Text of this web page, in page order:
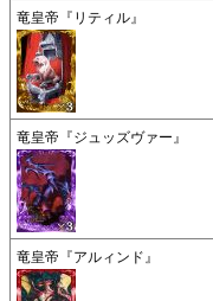
竜皇帝『リティル』
竜皇帝『ジュッズヴァー』
竜皇帝『アルィンド』